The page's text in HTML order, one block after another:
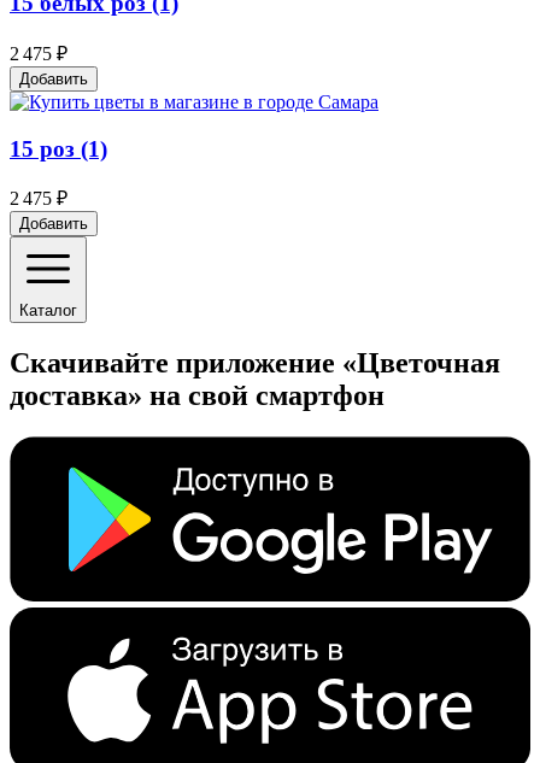
2 475 ₽
Добавить
15 роз (1)
2 475 ₽
Добавить
Каталог
Скачивайте приложение «Цветочная
доставка» на свой смартфон